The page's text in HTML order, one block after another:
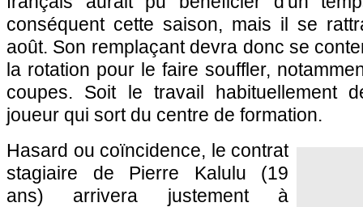
conséquent cette saison, mais il se
août. Son remplaçant devra donc se
la rotation pour le faire souffler,
coupes. Soit le travail habituellement
joueur qui sort du centre de formation.
Hasard ou coïncidence, le contrat
stagiaire de Pierre Kalulu (19
ans) arrivera justement à